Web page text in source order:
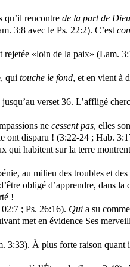
qu’il rencontre de la part de Dieu
3:8 avec le Ps. 22:2). C’est
«loin de la paix» (Lam.
qui touche le fond, et en vient à
verset 36. L’affligé
ne cessent pas, elles
ont disparu ! (3:22-24 ; Hab.
habitent sur la terre
au milieu des troubles et
obligé d’apprendre, dans la
!
; Ps. 26:16). Quia su
met en évidence Ses
3:33). À plus forte raison quant